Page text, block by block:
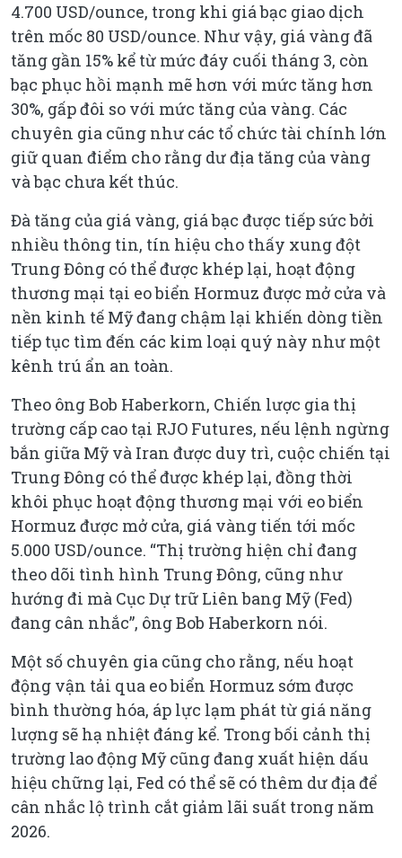
4.700 USD/ounce, trong khi giá bạc giao dịch
trên mốc 80 USD/ounce. Như vậy, giá vàng đã
tăng gần 15% kể từ mức đáy cuối tháng 3, còn
bạc phục hồi mạnh mẽ hơn với mức tăng hơn
30%, gấp đôi so với mức tăng của vàng. Các
chuyên gia cũng như các tổ chức tài chính lớn
giữ quan điểm cho rằng dư địa tăng của vàng
và bạc chưa kết thúc.
Đà tăng của giá vàng, giá bạc được tiếp sức bởi
nhiều thông tin, tín hiệu cho thấy xung đột
Trung Đông có thể được khép lại, hoạt động
thương mại tại eo biển Hormuz được mở cửa và
nền kinh tế Mỹ đang chậm lại khiến dòng tiền
tiếp tục tìm đến các kim loại quý này như một
kênh trú ẩn an toàn.
Theo ông Bob Haberkorn, Chiến lược gia thị
trường cấp cao tại RJO Futures, nếu lệnh ngừng
bắn giữa Mỹ và Iran được duy trì, cuộc chiến tại
Trung Đông có thể được khép lại, đồng thời
khôi phục hoạt động thương mại với eo biển
Hormuz được mở cửa, giá vàng tiến tới mốc
5.000 USD/ounce. “Thị trường hiện chỉ đang
theo dõi tình hình Trung Đông, cũng như
hướng đi mà Cục Dự trữ Liên bang Mỹ (Fed)
đang cân nhắc”, ông Bob Haberkorn nói.
Một số chuyên gia cũng cho rằng, nếu hoạt
động vận tải qua eo biển Hormuz sớm được
bình thường hóa, áp lực lạm phát từ giá năng
lượng sẽ hạ nhiệt đáng kể. Trong bối cảnh thị
trường lao động Mỹ cũng đang xuất hiện dấu
hiệu chững lại, Fed có thể sẽ có thêm dư địa để
cân nhắc lộ trình cắt giảm lãi suất trong năm
2026.